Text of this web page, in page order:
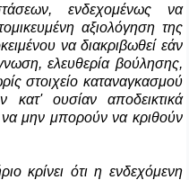
ενδεχομένως να
αξιολόγηση της
να διακριβωθεί εάν
ελευθερία βούλησης,
στοιχείο καταναγκασμού
κατ' ουσίαν αποδεικτικά
να μην μπορούν να κριθούν
κρίνει ότι η ενδεχόμενη